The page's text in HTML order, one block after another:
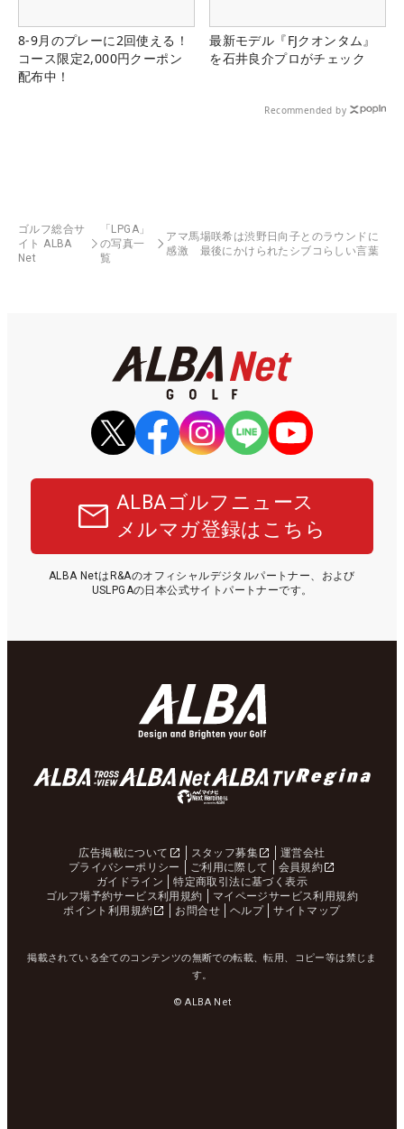
8-9月のプレーに2回使える！
コース限定2,000円クーポン
配布中！
最新モデル『FJクオンタム』
を石井良介プロがチェック
Recommended by
ゴルフ総合サ
イト ALBA
Net
「LPGA」
の写真一
覧
アマ馬場咲希は渋野日向子とのラウンドに
感激 最後にかけられたシブコらしい言葉
ALBAゴルフニュース
メルマガ登録はこちら
ALBA NetはR&Aのオフィシャルデジタルパートナー、および
USLPGAの日本公式サイトパートナーです。
広告掲載について スタッフ募集
運営会社
プライバシーポリシー
ご利用に際して
会員規約
ガイドライン
特定商取引法に基づく表示
ゴルフ場予約サービス利用規約
マイページサービス利用規約
ポイント利用規約
お問合せ ヘルプ サイトマップ
掲載されている全てのコンテンツの無断での転載、転用、コピー等は禁じま
す。
© ALBA Net